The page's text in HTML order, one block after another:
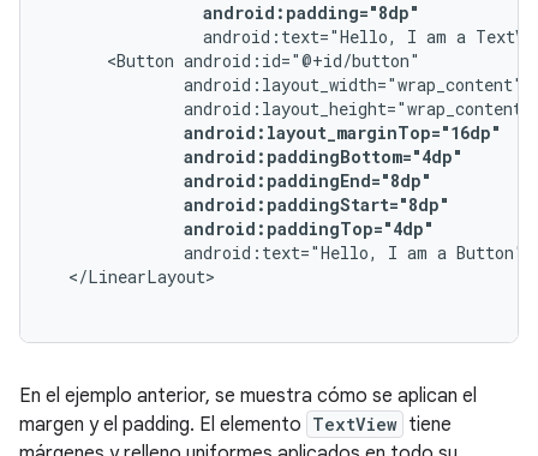
android:padding="8dp"
android:text="Hello,
I am a
<Button
android:paddingTop="4dp"
android:text="Hello,
I am a Button"
En el ejemplo anterior, se muestra cómo se aplican el
margen y el padding. El elemento TextView tiene